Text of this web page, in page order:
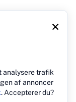
×
analysere trafik
af annoncer
. Accepterer du?